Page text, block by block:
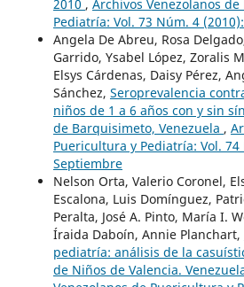
2010 , Archivos Venezolanos
Pediatría: Vol. 73 Núm. 4
Angela De Abreu, Rosa
Garrido, Ysabel López, Zoralis
Elsys Cárdenas, Daisy Pérez,
Sánchez, Seroprevalencia
niños de 1 a 6 años con y sin
de Barquisimeto, Venezuela ,
Puericultura y Pediatría: Vol. 74
Septiembre
Nelson Orta, Valerio Coronel,
Escalona, Luis Domínguez,
Peralta, José A. Pinto, María I.
Íraida Daboín, Annie Planchart,
pediatría: análisis de la
de Niños de Valencia.